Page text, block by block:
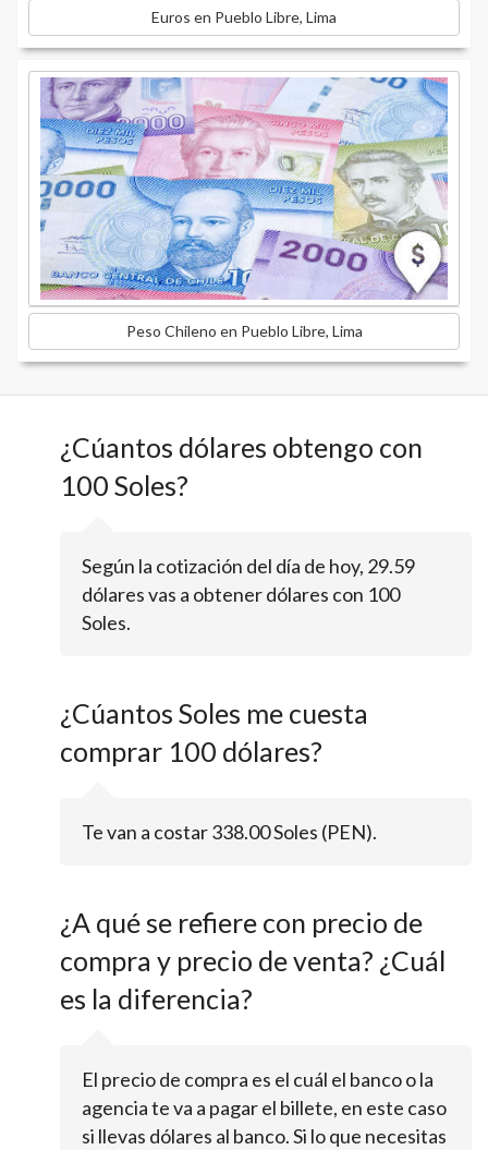
Euros en Pueblo Libre, Lima
Peso Chileno en Pueblo Libre, Lima
¿Cúantos dólares obtengo con
100 Soles?
Según la cotización del día de hoy, 29.59
dólares vas a obtener dólares con 100
Soles.
¿Cúantos Soles me cuesta
comprar 100 dólares?
Te van a costar 338.00 Soles (PEN).
¿A qué se refiere con precio de
compra y precio de venta? ¿Cuál
es la diferencia?
El precio de compra es el cuál el banco o la
agencia te va a pagar el billete, en este caso
si llevas dólares al banco. Si lo que necesitas